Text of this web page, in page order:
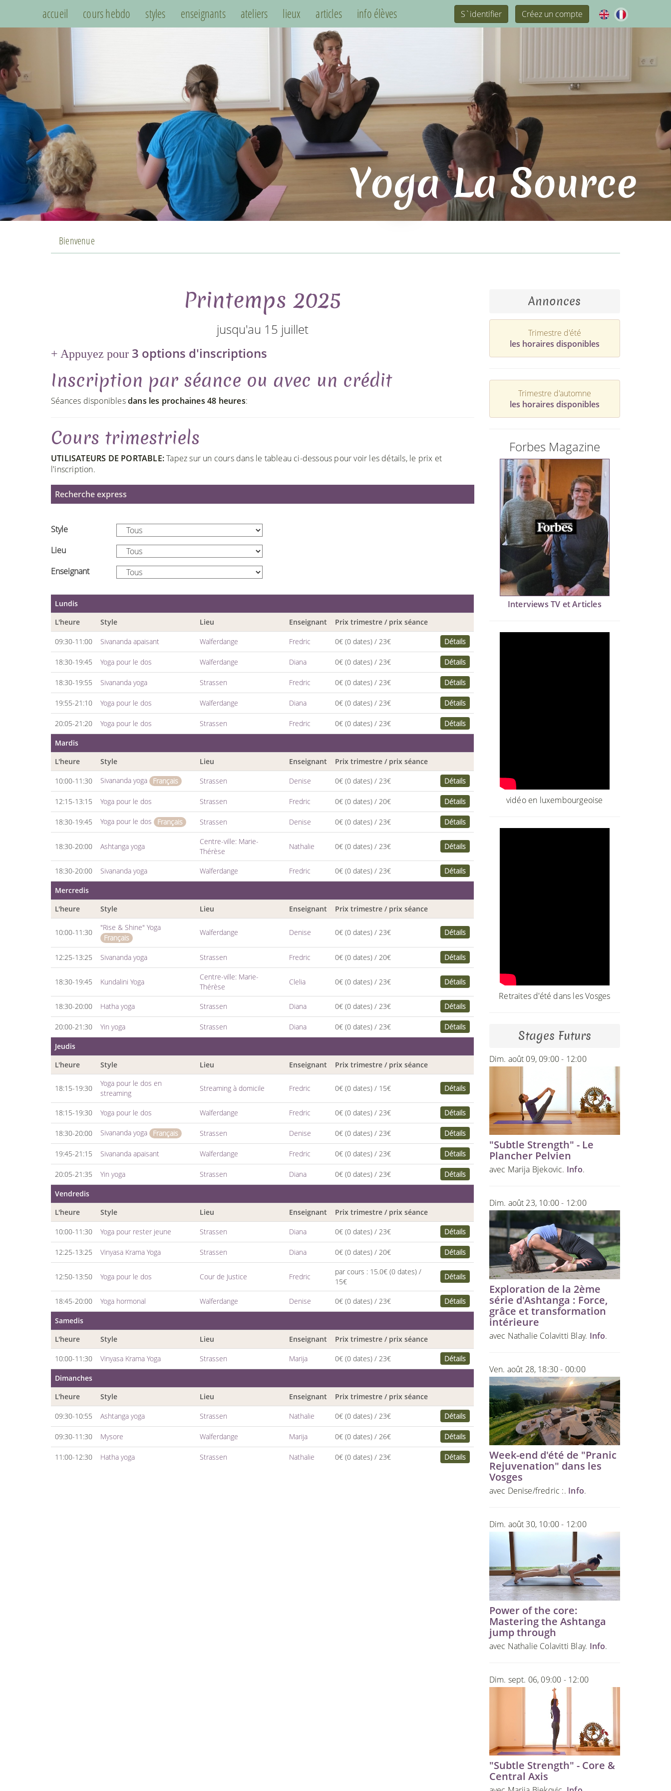
accueil cours hebdo styles enseignants ateliers lieux articles info élèves S`identifier Créez un compte
Yoga La Source
Bienvenue
Printemps 2025
jusqu'au 15 juillet
Appuyez pour 3 options d'inscriptions
Inscription par séance ou avec un crédit
Séances disponiblesdans les prochaines 48 heures:
Cours trimestriels
UTILISATEURS DE PORTABLE:Tapez sur un cours dans le tableau ci-dessous pour voir les détails, le prix et
l'inscription.
Recherche express
Style
Lieu
Enseignant
Lundis
L'heure
Style Lieu Enseignant Prix trimestre / prix séance
09:30-11:00 Sivananda apaisant Walferdange Fredric 0€ (0 dates) / 23€ Détails
18:30-19:45 Yoga pour le dos Walferdange Diana 0€ (0 dates) / 23€ Détails
18:30-19:55 Sivananda yoga Strassen Fredric 0€ (0 dates) / 23€ Détails
19:55-21:10 Yoga pour le dos Walferdange Diana 0€ (0 dates) / 23€ Détails
20:05-21:20 Yoga pour le dos Strassen Fredric 0€ (0 dates) / 23€ Détails
Mardis
L'heure
Style Lieu Enseignant Prix trimestre / prix séance
10:00-11:30 Sivananda yoga Français Strassen Denise 0€ (0 dates) / 23€ Détails
12:15-13:15 Yoga pour le dos Strassen Fredric 0€ (0 dates) / 20€ Détails
18:30-19:45 Yoga pour le dos Français Strassen Denise 0€ (0 dates) / 23€ Détails
18:30-20:00 Ashtanga yoga
Centre-ville: Marie-
Thérèse
Nathalie 0€ (0 dates) / 23€ Détails
18:30-20:00 Sivananda yoga Walferdange Fredric 0€ (0 dates) / 23€ Détails
Mercredis
L'heure
Style Lieu Enseignant Prix trimestre / prix séance
10:00-11:30
"Rise & Shine" Yoga
Français
Walferdange Denise 0€ (0 dates) / 23€ Détails
12:25-13:25 Sivananda yoga Strassen Fredric 0€ (0 dates) / 20€ Détails
18:30-19:45 Kundalini Yoga
Centre-ville: Marie-
Thérèse
Clelia 0€ (0 dates) / 23€ Détails
18:30-20:00 Hatha yoga Strassen Diana 0€ (0 dates) / 23€ Détails
20:00-21:30 Yin yoga Strassen Diana 0€ (0 dates) / 23€ Détails
Jeudis
L'heure
Style Lieu Enseignant Prix trimestre / prix séance
18:15-19:30
Yoga pour le dos en
streaming
Streaming à domicile Fredric 0€ (0 dates) / 15€ Détails
18:15-19:30 Yoga pour le dos Walferdange Fredric 0€ (0 dates) / 23€ Détails
18:30-20:00 Sivananda yoga Français Strassen Denise 0€ (0 dates) / 23€ Détails
19:45-21:15 Sivananda apaisant Walferdange Fredric 0€ (0 dates) / 23€ Détails
20:05-21:35 Yin yoga Strassen Diana 0€ (0 dates) / 23€ Détails
Vendredis
L'heure
Style Lieu Enseignant Prix trimestre / prix séance
10:00-11:30 Yoga pour rester jeune Strassen Diana 0€ (0 dates) / 23€ Détails
12:25-13:25 Vinyasa Krama Yoga Strassen Diana 0€ (0 dates) / 20€ Détails
12:50-13:50 Yoga pour le dos Cour de Justice Fredric
par cours : 15.0€ (0 dates) /
15€
Détails
18:45-20:00 Yoga hormonal Walferdange Denise 0€ (0 dates) / 23€ Détails
Samedis
L'heure
Style Lieu Enseignant Prix trimestre / prix séance
10:00-11:30 Vinyasa Krama Yoga Strassen Marija 0€ (0 dates) / 23€ Détails
Dimanches
L'heure
Style Lieu Enseignant Prix trimestre / prix séance
09:30-10:55 Ashtanga yoga Strassen Nathalie 0€ (0 dates) / 23€ Détails
09:30-11:30 Mysore Walferdange Marija 0€ (0 dates) / 26€ Détails
11:00-12:30 Hatha yoga Strassen Nathalie 0€ (0 dates) / 23€ Détails
Annonces
Trimestre d'été
les horaires disponibles
Trimestre d'automne
les horaires disponibles
Forbes Magazine
Interviews TV et Articles
vidéo en luxembourgeoise
Retraites d'été dans les Vosges
Stages Futurs
Dim. août 09, 09:00 - 12:00
"Subtle Strength" - Le
Plancher Pelvien
avec Marija Bjekovic. Info.
Dim. août 23, 10:00 - 12:00
Exploration de la 2ème
série d'Ashtanga : Force,
grâce et transformation
intérieure
avec Nathalie Colavitti Blay. Info.
Ven. août 28, 18:30 - 00:00
Week-end d'été de "Pranic
Rejuvenation" dans les
Vosges
avec Denise/fredric :. Info.
Dim. août 30, 10:00 - 12:00
Power of the core:
Mastering the Ashtanga
jump through
avec Nathalie Colavitti Blay. Info.
Dim. sept. 06, 09:00 - 12:00
"Subtle Strength" - Core &
Central Axis